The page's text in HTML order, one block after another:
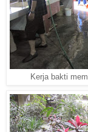
Kerja bakti